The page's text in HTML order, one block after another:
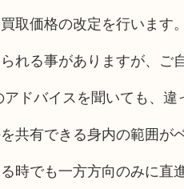
取価格の改定を行います。
れる事がありますが、ご
ドバイスを聞いても、違
共有できる身内の範囲が
時でも一方方向のみに直